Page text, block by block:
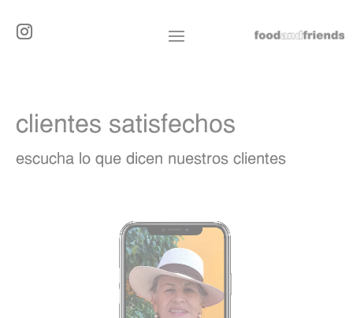
clientes satisfechos
escucha lo que dicen nuestros clientes